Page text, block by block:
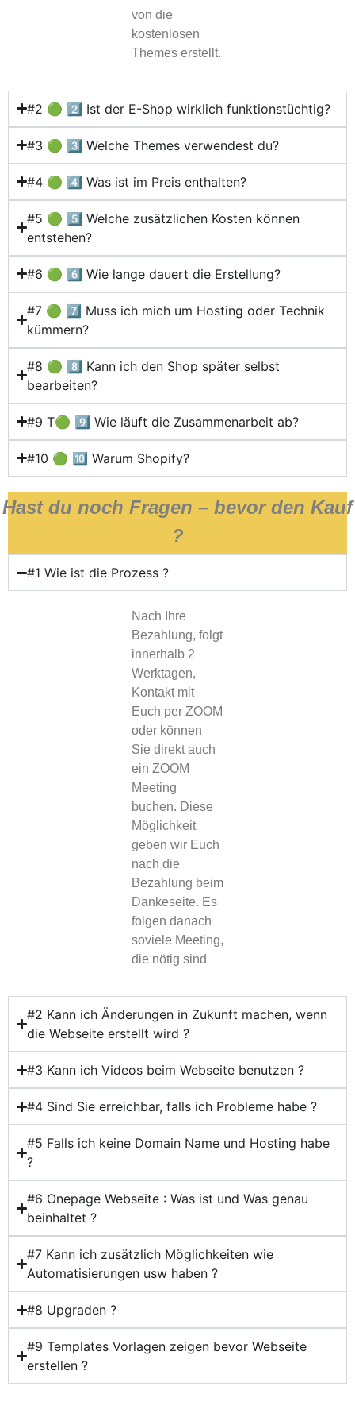
von die
kostenlosen
Themes erstellt.
#2 🟢 2️⃣ Ist der E-Shop wirklich funktionstüchtig?
#3 🟢 3️⃣ Welche Themes verwendest du?
#4 🟢 4️⃣ Was ist im Preis enthalten?
#5 🟢 5️⃣ Welche zusätzlichen Kosten können
entstehen?
#6 🟢 6️⃣ Wie lange dauert die Erstellung?
#7 🟢 7️⃣ Muss ich mich um Hosting oder Technik
kümmern?
#8 🟢 8️⃣ Kann ich den Shop später selbst
bearbeiten?
#9 T🟢 9️⃣ Wie läuft die Zusammenarbeit ab?
#10 🟢 🔟 Warum Shopify?
Hast du noch Fragen – bevor den Kauf
?
#1 Wie ist die Prozess ?
Nach Ihre
Bezahlung, folgt
innerhalb 2
Werktagen,
Kontakt mit
Euch per ZOOM
oder können
Sie direkt auch
ein ZOOM
Meeting
buchen. Diese
Möglichkeit
geben wir Euch
nach die
Bezahlung beim
Dankeseite. Es
folgen danach
soviele Meeting,
die nötig sind
#2 Kann ich Änderungen in Zukunft machen, wenn
die Webseite erstellt wird ?
#3 Kann ich Videos beim Webseite benutzen ?
#4 Sind Sie erreichbar, falls ich Probleme habe ?
#5 Falls ich keine Domain Name und Hosting habe
?
#6 Onepage Webseite : Was ist und Was genau
beinhaltet ?
#7 Kann ich zusätzlich Möglichkeiten wie
Automatisierungen usw haben ?
#8 Upgraden ?
#9 Templates Vorlagen zeigen bevor Webseite
erstellen ?